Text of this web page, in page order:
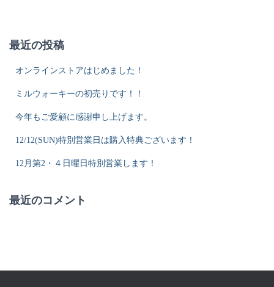
最近の投稿
オンラインストアはじめました！
ミルウォーキーの初売りです！！
今年もご愛顧に感謝申し上げます。
12/12(SUN)特別営業日は購入特典ございます！
12月第2・４日曜日特別営業します！
最近のコメント